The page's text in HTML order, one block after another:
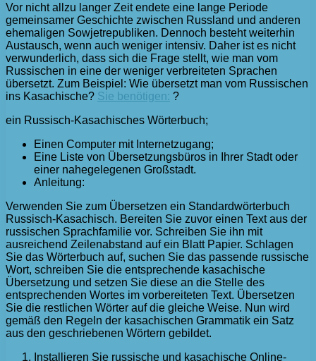
Vor nicht allzu langer Zeit endete eine lange Periode
gemeinsamer Geschichte zwischen Russland und anderen
ehemaligen Sowjetrepubliken. Dennoch besteht weiterhin
Austausch, wenn auch weniger intensiv. Daher ist es nicht
verwunderlich, dass sich die Frage stellt, wie man vom
Russischen in eine der weniger verbreiteten Sprachen
übersetzt. Zum Beispiel: Wie übersetzt man vom Russischen
ins Kasachische? Sie benötigen: ?
ein Russisch-Kasachisches Wörterbuch;
Einen Computer mit Internetzugang;
Eine Liste von Übersetzungsbüros in Ihrer Stadt oder
einer nahegelegenen Großstadt.
Anleitung:
Verwenden Sie zum Übersetzen ein Standardwörterbuch
Russisch-Kasachisch. Bereiten Sie zuvor einen Text aus der
russischen Sprachfamilie vor. Schreiben Sie ihn mit
ausreichend Zeilenabstand auf ein Blatt Papier. Schlagen
Sie das Wörterbuch auf, suchen Sie das passende russische
Wort, schreiben Sie die entsprechende kasachische
Übersetzung und setzen Sie diese an die Stelle des
entsprechenden Wortes im vorbereiteten Text. Übersetzen
Sie die restlichen Wörter auf die gleiche Weise. Nun wird
gemäß den Regeln der kasachischen Grammatik ein Satz
aus den geschriebenen Wörtern gebildet.
Installieren Sie russische und kasachische Online-